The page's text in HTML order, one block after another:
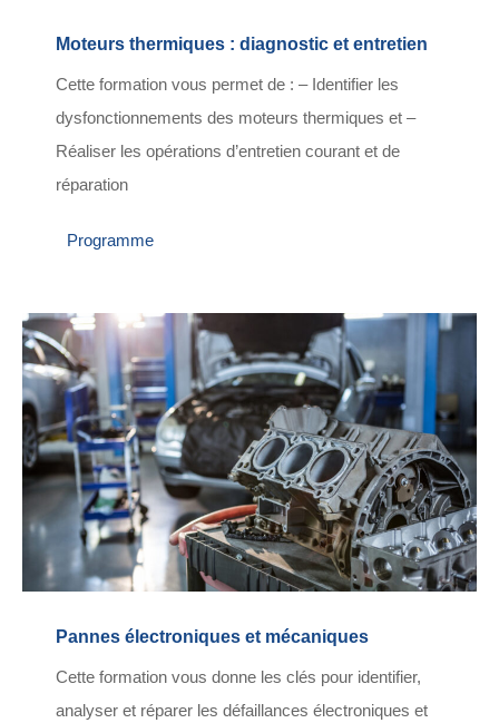
Moteurs thermiques : diagnostic et entretien
Cette formation vous permet de : – Identifier les
dysfonctionnements des moteurs thermiques et –
Réaliser les opérations d’entretien courant et de
réparation
Programme
Pannes électroniques et mécaniques
Cette formation vous donne les clés pour identifier,
analyser et réparer les défaillances électroniques et